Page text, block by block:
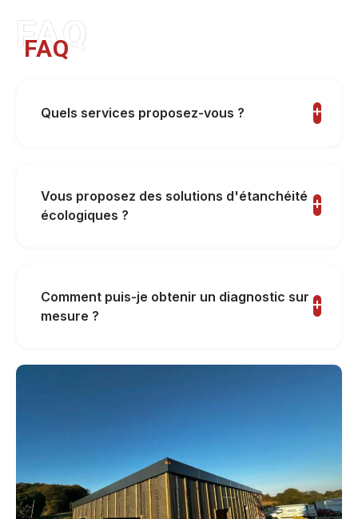
FAQ
FAQ
Quels services proposez-vous ?
Vous proposez des solutions d'étanchéité
écologiques ?
Comment puis-je obtenir un diagnostic sur
mesure ?